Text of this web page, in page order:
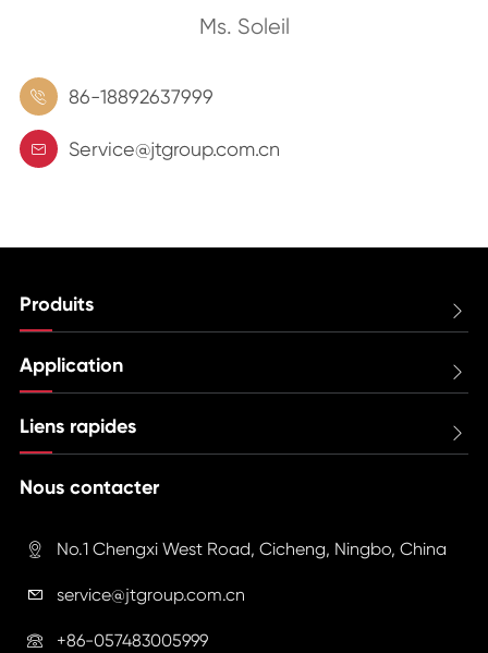
Ms. Soleil
 86-18892637999
 Service@jtgroup.com.cn
Produits 
Application 
Liens rapides 
Nous contacter
 No.1 Chengxi West Road, Cicheng, Ningbo, China
 service@jtgroup.com.cn
 +86-057483005999